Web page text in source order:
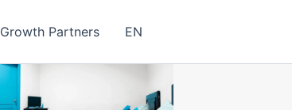
Growth Partners EN